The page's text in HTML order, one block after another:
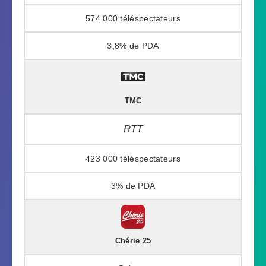
574 000
3,8%
TMC
RTT
423 000
3%
Chérie 25